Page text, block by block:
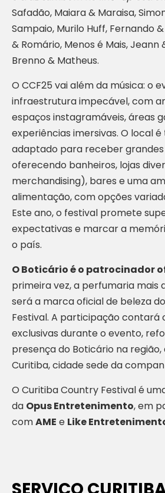
Safadão, Maiara & Maraisa,
Sampaio, Murilo Huff, Fernando
& Romário, Menos é Mais, Jeann
Brenno & Matheus.
O CCF25 vai além da música: o
infraestrutura impecável, com
espaços instagramáveis, áreas
experiências imersivas. O local
adaptado para receber
oferecendo banheiros, lojas
merchandising), bares e uma
alimentação, com opções
Este ano, o festival promete
expectativas e marcar a
o país.
O Boticário é o patrocinador
primeira vez, a perfumaria mais
será a marca oficial de beleza
Festival. A participação contará
exclusivas durante o evento,
presença do Boticário na região,
Curitiba, cidade sede da
O Curitiba Country Festival é
da Opus Entretenimento, em
comAME e Like